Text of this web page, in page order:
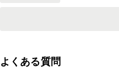
よくある質問